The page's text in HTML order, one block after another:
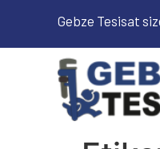
Gebze Tesisat